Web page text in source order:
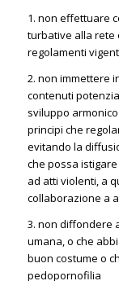
1. non effettuare
turbative alla rete
regolamenti
2. non immettere
contenuti
sviluppo
principi che
evitando la
che possa
ad atti violenti, a
collaborazione a
3. non diffondere
umana, o che
buon costume o
pedopornofilia